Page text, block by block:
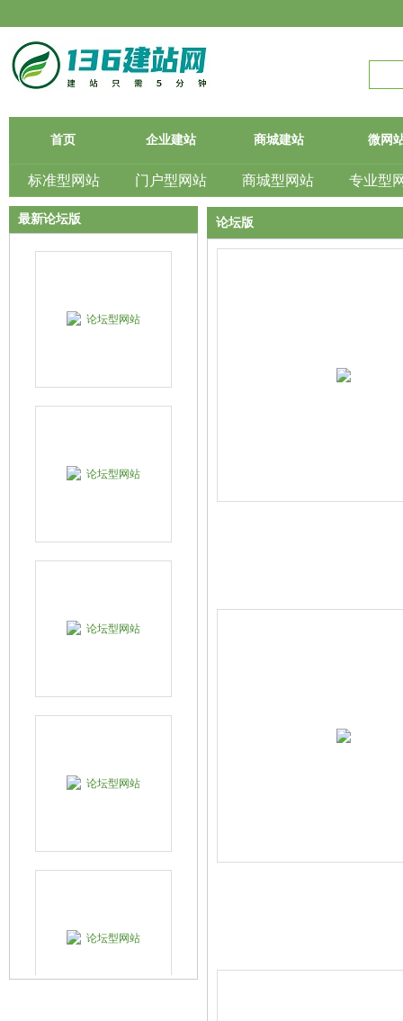
首页 企业建站 商城建站 微网
标准型网站 门户型网站 商城型网站 专业型
最新论坛版 论坛版